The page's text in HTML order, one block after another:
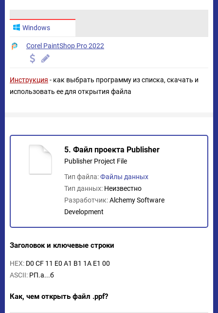
Windows
Corel PaintShop Pro 2022
Инструкция - как выбрать программу из списка, скачать и
использовать ее для открытия файла
5. Файл проекта Publisher
Publisher Project File
Тип файла:Файлы данных
Тип данных: Неизвестно
Разработчик:Alchemy Software
Development
Заголовок и ключевые строки
HEX: D0 CF 11 E0 A1 B1 1A E1 00
ASCII: РП.а...б
Как, чем открыть файл .ppf?